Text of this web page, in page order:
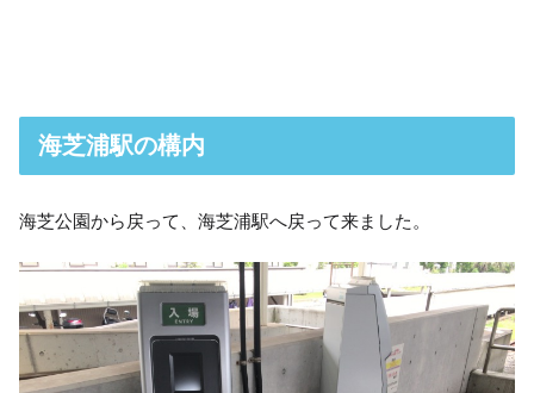
海芝浦駅の構内
海芝公園から戻って、海芝浦駅へ戻って来ました。